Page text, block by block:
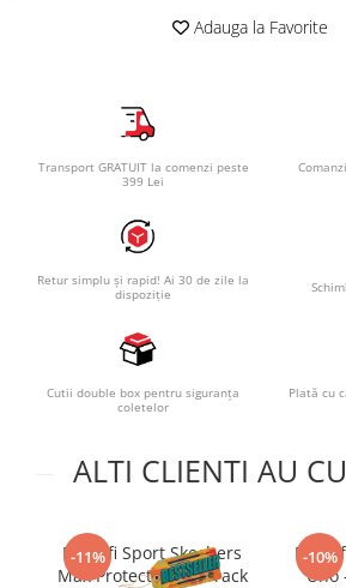
Adauga la Favorite
Transport GRATUIT la comenzi peste
399 Lei
Retur simplu și rapid! Ai 30 de zile la
dispoziție
Cutii double box pentru siguranța
coletelor
Plată cu
ALTI CLIENTI AU
-11%
Pantofi Sport Skechers
Max Protect - Fast Track
-10%
Uno